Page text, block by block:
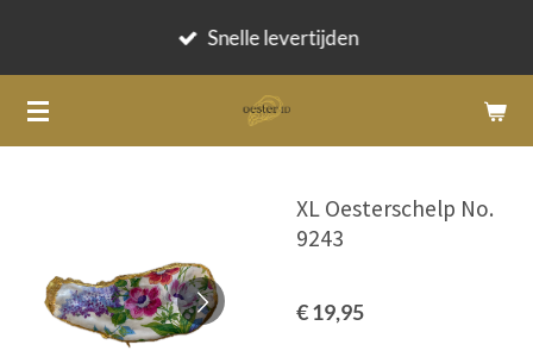
de
Snelle levertijden
XL Oesterschelp No.
9243
€ 19,95